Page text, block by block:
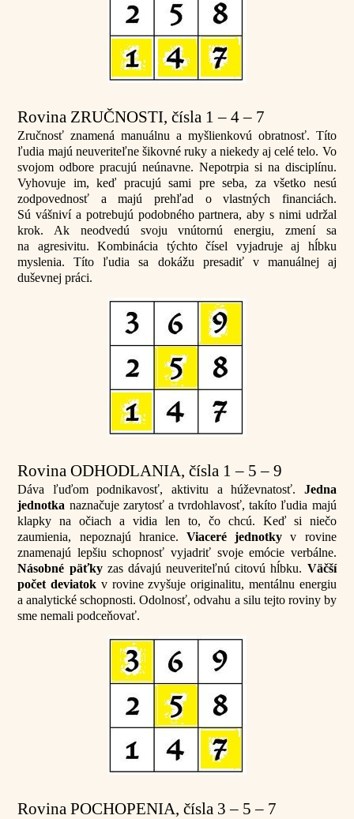
Rovina ZRUČNOSTI, čísla 1 – 4 – 7
Zručnosť znamená manuálnu a myšlienkovú obratnosť. Títo
ľudia majú neuveriteľne šikovné ruky a niekedy aj celé telo. Vo
svojom odbore pracujú neúnavne. Nepotrpia si na disciplínu.
Vyhovuje im, keď pracujú sami pre seba, za všetko nesú
zodpovednosť a majú prehľad o vlastných financiách.
Sú vášniví a potrebujú podobného partnera, aby s nimi udržal
krok. Ak neodvedú svoju vnútornú energiu, zmení sa
na agresivitu. Kombinácia týchto čísel vyjadruje aj hĺbku
myslenia. Títo ľudia sa dokážu presadiť v manuálnej aj
duševnej práci.
Rovina ODHODLANIA, čísla 1 – 5 – 9
Dáva ľuďom podnikavosť, aktivitu a húževnatosť. Jedna
jednotka naznačuje zarytosť a tvrdohlavosť, takíto ľudia majú
klapky na očiach a vidia len to, čo chcú. Keď si niečo
zaumienia, nepoznajú hranice. Viaceré jednotky v rovine
znamenajú lepšiu schopnosť vyjadriť svoje emócie verbálne.
Násobné päťkyzas dávajú neuveriteľnú citovú hĺbku. Väčší
počet deviatok v rovine zvyšuje originalitu, mentálnu energiu
a analytické schopnosti. Odolnosť, odvahu a silu tejto roviny by
sme nemali podceňovať.
Rovina POCHOPENIA, čísla 3 – 5 – 7